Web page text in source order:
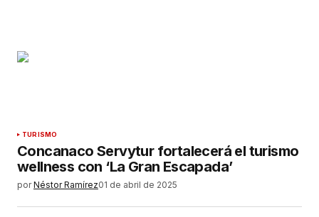
TURISMO
Concanaco Servytur fortalecerá el turismo
wellness con ‘La Gran Escapada’
por Néstor Ramírez01 de abril de 2025